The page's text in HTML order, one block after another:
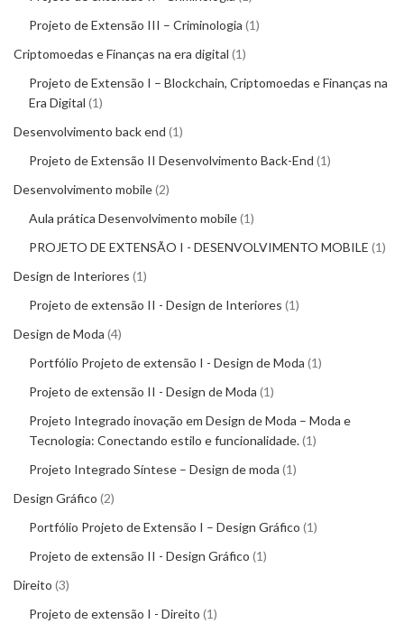
Projeto de Extensão III – Criminologia 1
Criptomoedas e Finanças na era digital 1
Projeto de Extensão I – Blockchain, Criptomoedas e Finanças na
Era Digital 1
Desenvolvimento back end 1
Projeto de Extensão II Desenvolvimento Back-End 1
Desenvolvimento mobile 2
Aula prática Desenvolvimento mobile 1
PROJETO DE EXTENSÃO I - DESENVOLVIMENTO MOBILE 1
Design de Interiores 1
Projeto de extensão II - Design de Interiores 1
Design de Moda 4
Portfólio Projeto de extensão I - Design de Moda 1
Projeto de extensão II - Design de Moda 1
Projeto Integrado inovação em Design de Moda – Moda e
Tecnologia: Conectando estilo e funcionalidade. 1
Projeto Integrado Síntese – Design de moda 1
Design Gráfico 2
Portfólio Projeto de Extensão I – Design Gráfico 1
Projeto de extensão II - Design Gráfico 1
Direito 3
Projeto de extensão I - Direito 1